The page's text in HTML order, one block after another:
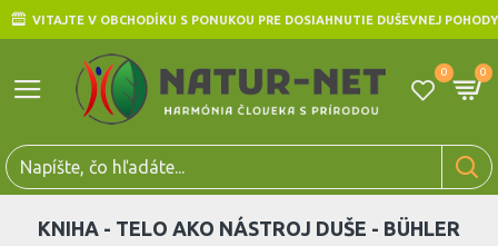
VITAJTE V OBCHODÍKU S PONUKOU PRE DOSIAHNUTIE DUŠEVNEJ POHODY
0 0
KNIHA - TELO AKO NÁSTROJ DUŠE - BÜHLER